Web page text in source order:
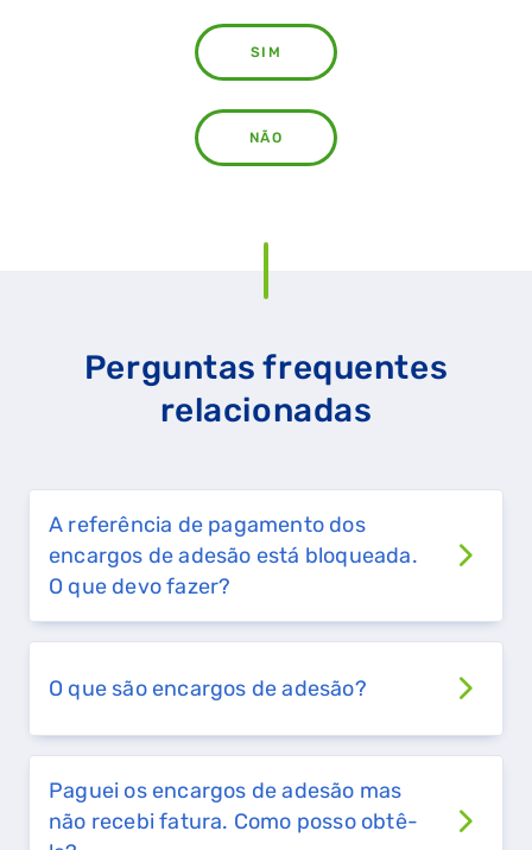
SIM
NÃO
Perguntas frequentes
relacionadas
A referência de pagamento dos
encargos de adesão está bloqueada.
O que devo fazer?
O que são encargos de adesão?
Paguei os encargos de adesão mas
não recebi fatura. Como posso obtê-